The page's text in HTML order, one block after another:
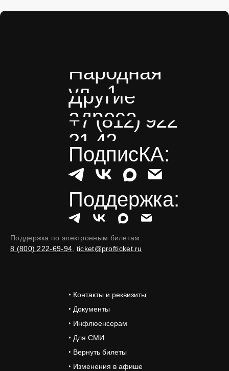
‣ Изменения в афише
‣ Вернуть билеты
‣ Для СМИ
‣ Инфлюенсерам
‣ Документы
‣ Контакты и реквизиты
Поддержка по электронным билетам:
8 (800) 222-69-94 ticket@profticket.ru
+7 (812) 922
21 42
Другие
адреса
Народная
ул., 1
ПодписКА:
Поддержка: